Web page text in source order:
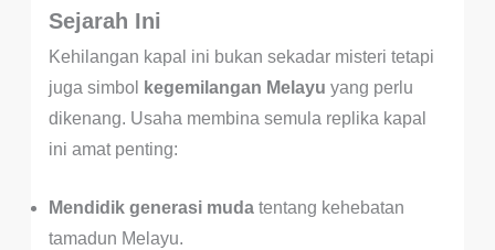
Sejarah Ini
Kehilangan kapal ini bukan sekadar misteri tetapi
juga simbol
kegemilangan Melayu yang perlu
dikenang. Usaha membina semula replika kapal
ini amat penting:
Mendidik generasi mudatentang kehebatan
tamadun Melayu.